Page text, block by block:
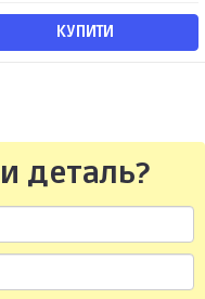
КУПИТИ
деталь?